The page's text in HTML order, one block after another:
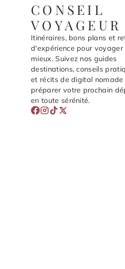
CONSEIL
VOYAGEUR
Itinéraires, bons plans et
d'expérience pour voyager
mieux. Suivez nos guides
destinations, conseils
et récits de digital nomade
préparer votre prochain
en toute sérénité.